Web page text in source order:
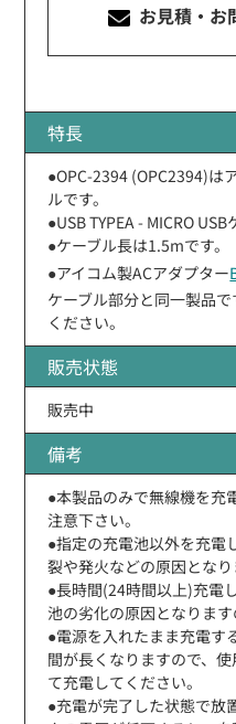
お見積・お
特長
●OPC-2394 (OPC2394)は
ルです。
●USB TYPEA - MICRO USB
●ケーブル長は1.5mです。
●アイコム製ACアダプター
ケーブル部分と同一製品
ください。
販売状態
販売中
備考
●本製品のみで無線機を充
注意下さい。
●指定の充電池以外を充電
裂や発火などの原因となり
●長時間(24時間以上)充電
池の劣化の原因となります
●電源を入れたまま充電す
間が長くなりますので、
て充電してください。
●充電が完了した状態で放